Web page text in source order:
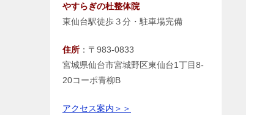
やすらぎの杜整体院
東仙台駅徒歩３分・駐車場完備
住所 ：〒983-0833
宮城県仙台市宮城野区東仙台1丁目8-
20コーポ青柳B
アクセス案内＞＞